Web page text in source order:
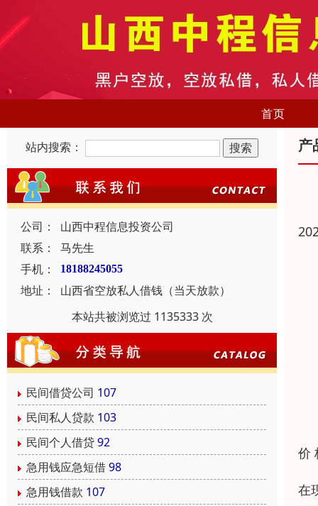
首页
站内搜索：
公司：
山西中程信息投资公司
联系：
马先生
手机：
18188245055
地址：
山西省空放私人借钱（当天放款）
本站共被浏览过 1135333 次
民间借贷公司 107
民间私人贷款 103
民间个人借贷92
急用钱应急短借98
急用钱借款 107
产
价
在